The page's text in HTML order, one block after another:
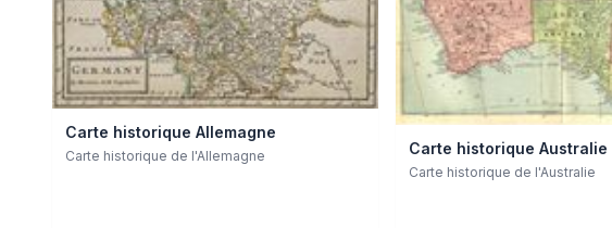
Carte historique Allemagne
Carte historique de l'Allemagne Carte historique Australie
Carte historique de l'Australie